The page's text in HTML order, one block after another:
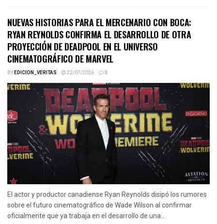
NUEVAS HISTORIAS PARA EL MERCENARIO CON BOCA:
RYAN REYNOLDS CONFIRMA EL DESARROLLO DE OTRA
PROYECCIÓN DE DEADPOOL EN EL UNIVERSO
CINEMATOGRÁFICO DE MARVEL
BYEDICION_VERITAS 22/07/2026 0
El actor y productor canadiense Ryan Reynolds disipó los rumores
sobre el futuro cinematográfico de Wade Wilson al confirmar
oficialmente que ya trabaja en el desarrollo de una...